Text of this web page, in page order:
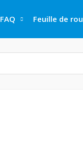
FAQ Feuille de